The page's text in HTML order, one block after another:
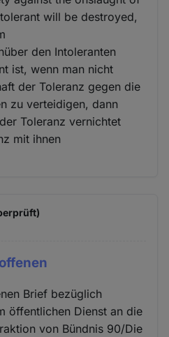
will be destroyed,
den Intoleranten
ist, wenn man nicht
der Toleranz gegen die
zu verteidigen, dann
Toleranz vernichtet
mit ihnen
Brief bezüglich
öffentlichen Dienst an die
von Bündnis 90/Die